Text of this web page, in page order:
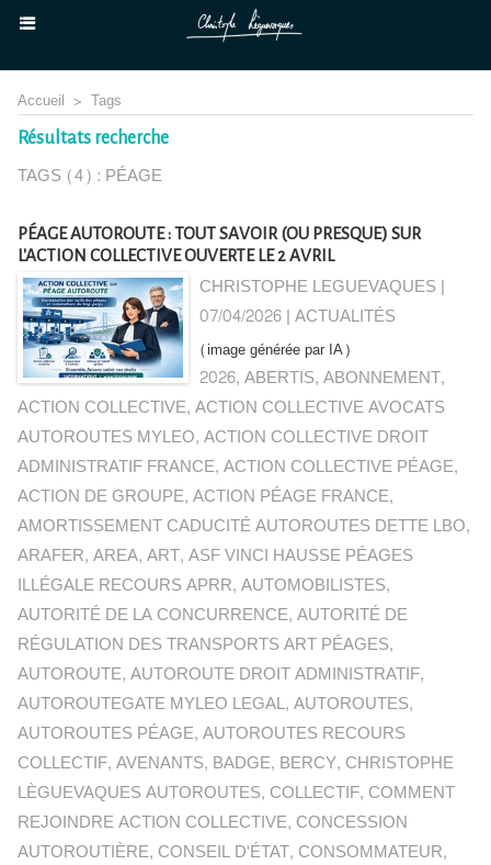
Accueil > Tags
Résultats recherche
TAGS (4) : PÉAGE
PÉAGE AUTOROUTE : TOUT SAVOIR (OU PRESQUE) SUR
L'ACTION COLLECTIVE OUVERTE LE 2 AVRIL
CHRISTOPHE LEGUEVAQUES |
07/04/2026|ACTUALITÉS
(image générée par IA)
2026,ABERTIS,ABONNEMENT,
ACTION COLLECTIVE,ACTION COLLECTIVE AVOCATS
AUTOROUTES MYLEO,ACTION COLLECTIVE DROIT
ADMINISTRATIF FRANCE,ACTION COLLECTIVE PÉAGE,
ACTION DE GROUPE,ACTION PÉAGE FRANCE,
AMORTISSEMENT CADUCITÉ AUTOROUTES DETTE LBO,
ARAFER,AREA,ART,ASF VINCI HAUSSE PÉAGES
ILLÉGALE RECOURS APRR,AUTOMOBILISTES,
AUTORITÉ DE LA CONCURRENCE,AUTORITÉ DE
RÉGULATION DES TRANSPORTS ART PÉAGES,
AUTOROUTE,AUTOROUTE DROIT ADMINISTRATIF,
AUTOROUTEGATE MYLEO LEGAL,AUTOROUTES,
AUTOROUTES PÉAGE,AUTOROUTES RECOURS
COLLECTIF,AVENANTS, BADGE, BERCY, CHRISTOPHE
LÈGUEVAQUES AUTOROUTES, COLLECTIF, COMMENT
REJOINDRE ACTION COLLECTIVE, CONCESSION
AUTOROUTIÈRE, CONSEIL D'ÉTAT, CONSOMMATEUR,